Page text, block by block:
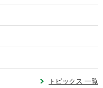
トピックス 一覧